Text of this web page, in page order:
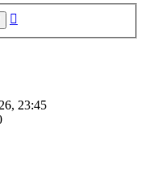
Suche
23:45